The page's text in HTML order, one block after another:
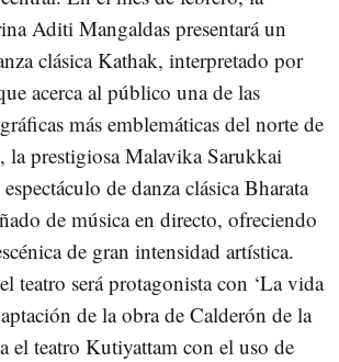
Aditi Mangaldas presentará un
clásica Kathak, interpretado por
acerca al público una de las
más emblemáticas del norte de
prestigiosa Malavika Sarukkai
de danza clásica Bharata
de música en directo, ofreciendo
de gran intensidad artística.
teatro será protagonista con ‘La vida
de la obra de Calderón de la
el teatro Kutiyattam con el uso de